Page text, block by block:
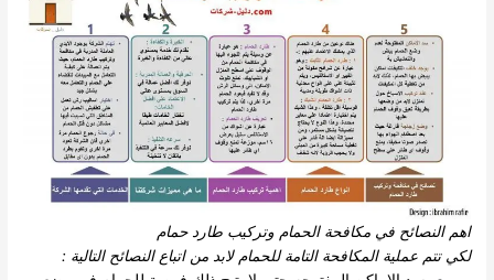
اهم النصائح في مكافحة الحمام وتركيب طارد حمام
لكي تتم عملية المكافحة التامة للحمام لابد من اتباع النصائح التالية :